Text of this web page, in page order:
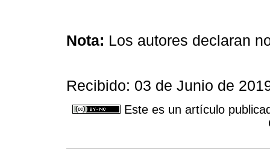
Nota: Los autores declaran
Recibido: 03 de Junio de
Este es un artículo